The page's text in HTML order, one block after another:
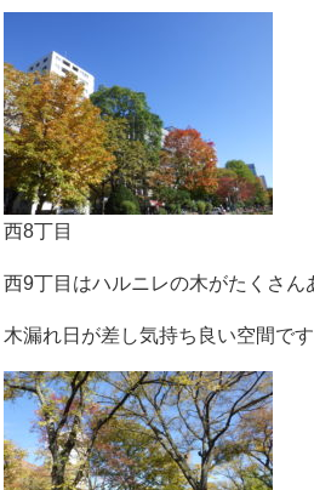
西8丁目
西9丁目はハルニレの木がたくさん
木漏れ日が差し気持ち良い空間です